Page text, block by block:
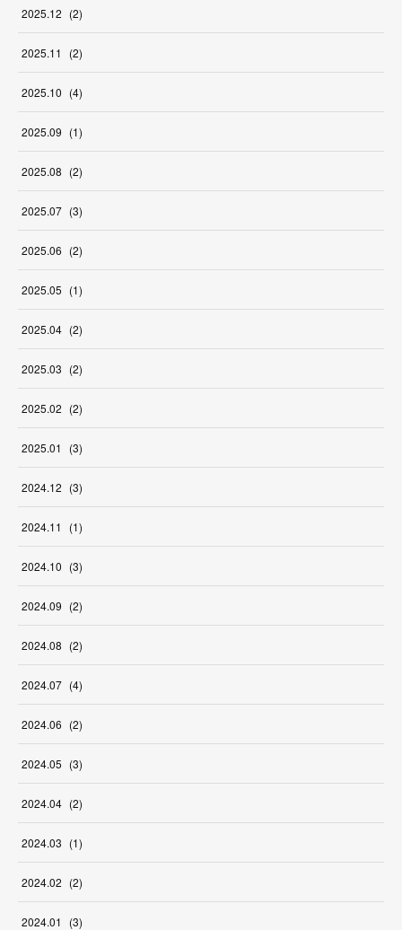
2025.12 (2)
2025.11 (2)
2025.10 (4)
2025.09 (1)
2025.08 (2)
2025.07 (3)
2025.06 (2)
2025.05 (1)
2025.04 (2)
2025.03 (2)
2025.02 (2)
2025.01 (3)
2024.12 (3)
2024.11 (1)
2024.10 (3)
2024.09 (2)
2024.08 (2)
2024.07 (4)
2024.06 (2)
2024.05 (3)
2024.04 (2)
2024.03 (1)
2024.02 (2)
2024.01 (3)